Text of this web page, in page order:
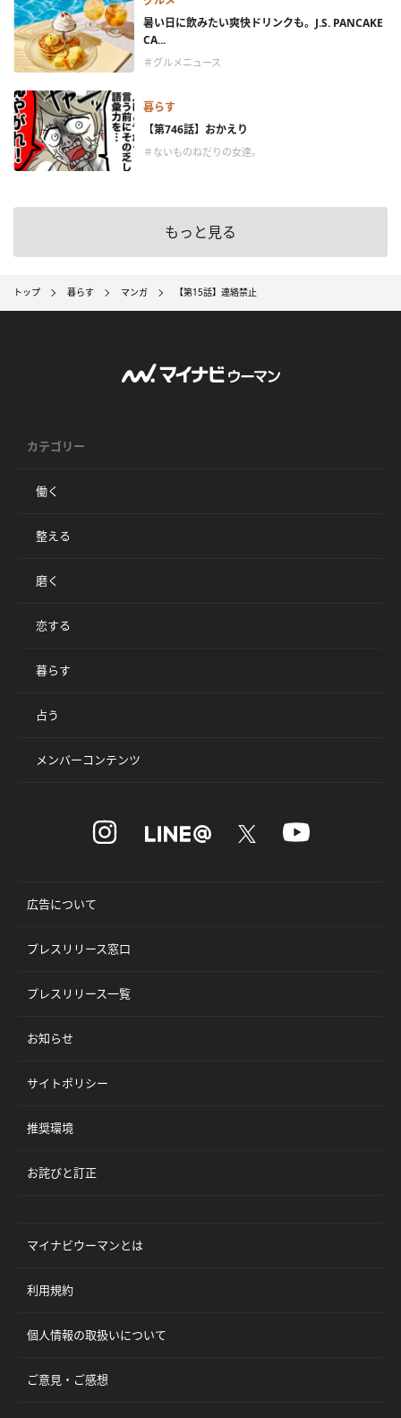
暑い日に飲みたい爽快ドリンクも。J.S. PANCAKE
CA...
＃グルメニュース
暮らす
【第746話】おかえり
＃ないものねだりの女達。
もっと見る
トップ 暮らす マンガ 【第15話】連絡禁止
カテゴリー
働く
整える
磨く
恋する
暮らす
占う
メンバーコンテンツ
広告について
プレスリリース窓口
プレスリリース一覧
お知らせ
サイトポリシー
推奨環境
お詫びと訂正
マイナビウーマンとは
利用規約
個人情報の取扱いについて
ご意見・ご感想